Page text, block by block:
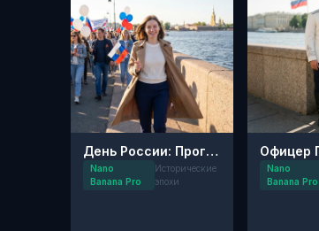
День России: Прогулка по Набережной
Nano
Banana Pro
Исторические
эпохи
Nano
Banana Pro